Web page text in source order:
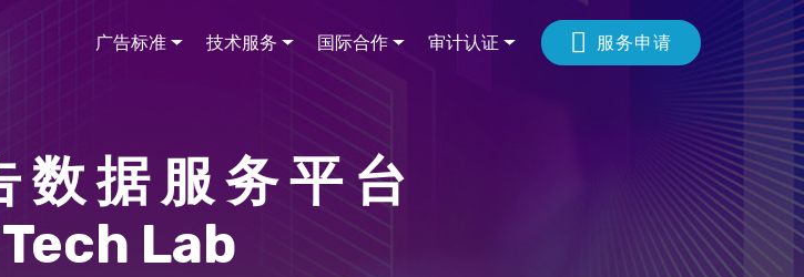
广告标准 技术服务 国际合作 审计认证 服务申请
数 据 服 务 平 台
Lab